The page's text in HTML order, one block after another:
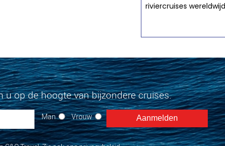
riviercruises
u op de hoogte van bijzondere cruises.
Man Vrouw